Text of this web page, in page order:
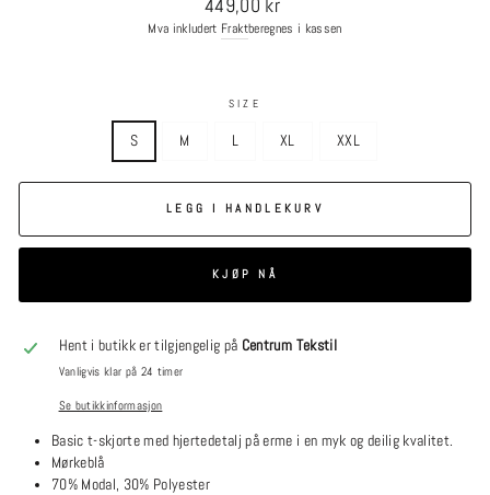
pris
Mva inkludert Fraktberegnes i kassen
SIZE
S M L XL XXL
LEGG I HANDLEKURV
KJØP NÅ
Hent i butikk er tilgjengelig på Centrum Tekstil
Vanligvis klar på 24 timer
Se butikkinformasjon
Basic t-skjorte med hjertedetalj på erme i en myk og deilig kvalitet.
Mørkeblå
70% Modal, 30% Polyester